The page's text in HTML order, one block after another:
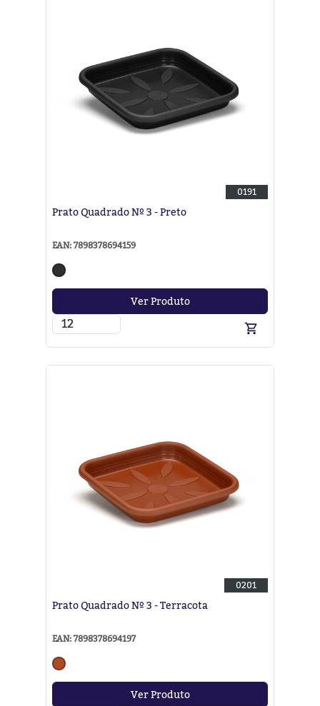
0191
Prato Quadrado Nº 3 - Preto
EAN: 7898378694159
Ver Produto
0201
Prato Quadrado Nº 3 - Terracota
EAN: 7898378694197
Ver Produto